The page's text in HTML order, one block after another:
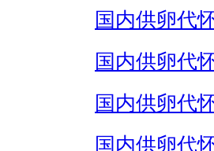
国内供卵代
国内供卵代
国内供卵代
国内供卵代